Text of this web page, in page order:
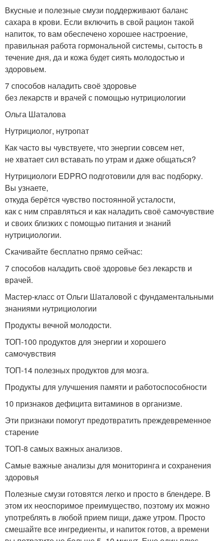
Вкусные и полезные смузи поддерживают баланс
сахара в крови. Если включить в свой рацион такой
напиток, то вам обеспечено хорошее настроение,
правильная работа гормональной системы, сытость в
течение дня, да и кожа будет сиять молодостью и
здоровьем.
7 способов наладить своё здоровье
без лекарств и врачей с помощью нутрициологии
Ольга Шаталова
Нутрициолог, нутропат
Как часто вы чувствуете, что энергии совсем нет,
не хватает сил вставать по утрам и даже общаться?
Нутрициологи EDPRO подготовили для вас подборку.
Вы узнаете,
откуда берётся чувство постоянной усталости,
как с ним справляться и как наладить своё самочувствие
и своих близких с помощью питания и знаний
нутрициологии.
Скачивайте бесплатно прямо сейчас:
7 способов наладить своё здоровье без лекарств и
врачей.
Мастер-класс от Ольги Шаталовой с фундаментальными
знаниями нутрициологии
Продукты вечной молодости.
ТОП-100 продуктов для энергии и хорошего
самочувствия
ТОП-14 полезных продуктов для мозга.
Продукты для улучшения памяти и работоспособности
10 признаков дефицита витаминов в организме.
Эти признаки помогут предотвратить преждевременное
старение
ТОП-8 самых важных анализов.
Самые важные анализы для мониторинга и сохранения
здоровья
Полезные смузи готовятся легко и просто в блендере. В
этом их неоспоримое преимущество, поэтому их можно
употреблять в любой прием пищи, даже утром. Просто
смешайте все ингредиенты, и напиток готов, а времени